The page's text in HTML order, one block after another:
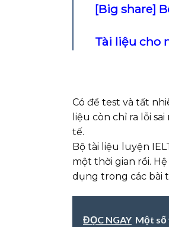
[Big share]
Tài liệu cho
Có đề test và tất
liệu còn chỉ ra lỗi
tế.
Bộ tài liệu luyện
một thời gian rồi.
dụng trong các bài
ĐỌC NGAY Một số